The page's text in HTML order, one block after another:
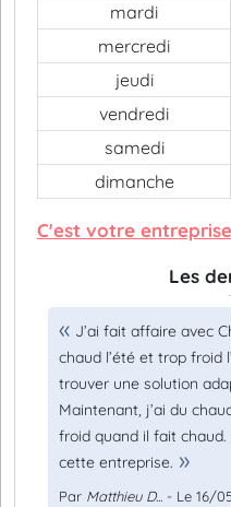
mardi
mercredi
jeudi
vendredi
samedi
dimanche
C'est votre
Les
J’ai fait affaire avec
chaud l’été et trop froid
trouver une solution
Maintenant, j’ai du
froid quand il fait
cette entreprise.
Par Matthieu D... - Le 16/